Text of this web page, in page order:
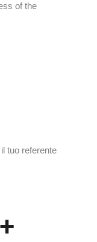
of the
tuo referente